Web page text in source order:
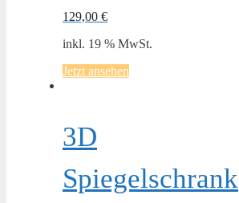
129,00 €
inkl. 19 % MwSt.
Jetzt ansehen
3D
Spiegelschrank